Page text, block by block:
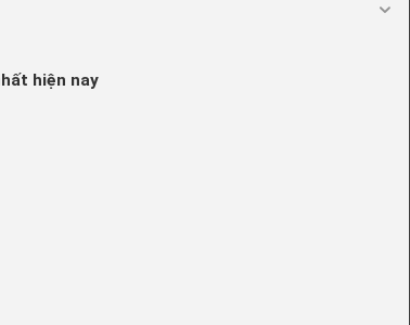
hiện nay